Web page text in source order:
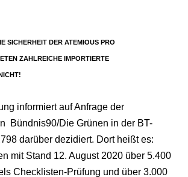
SICHERHEIT DER ATEMIOUS PRO
ZAHLREICHE IMPORTIERTE
informiert auf Anfrage der
Bündnis90/Die Grünen in der BT-
darüber dezidiert. Dort heißt es:
mit Stand 12. August 2020 über 5.400
Checklisten-Prüfung und über 3.000